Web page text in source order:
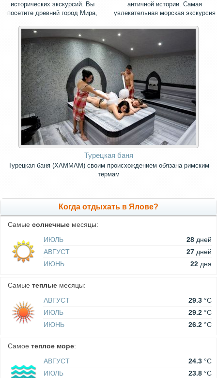
исторических экскурсий. Вы
посетите древний город Мира,
затонувший остров Кекова.
античной истории. Самая
увлекательная морская экскурсия
Турецкая баня
Турецкая баня (ХАММАМ) своим происхождением обязана римским
термам
Когда отдыхать в Ялове?
Самые солнечные месяцы:
ИЮЛЬ
28 дней
АВГУСТ
27 дней
ИЮНЬ
22 дня
Самые теплые месяцы:
АВГУСТ
29.3 °C
ИЮЛЬ
29.2 °C
ИЮНЬ
26.2 °C
Самое теплое море:
АВГУСТ
24.3 °C
ИЮЛЬ
23.8 °C